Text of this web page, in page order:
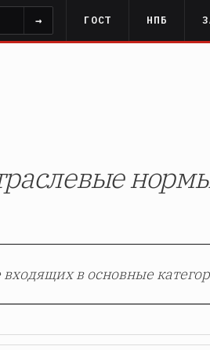
→ ГОСТ НПБ
в основные